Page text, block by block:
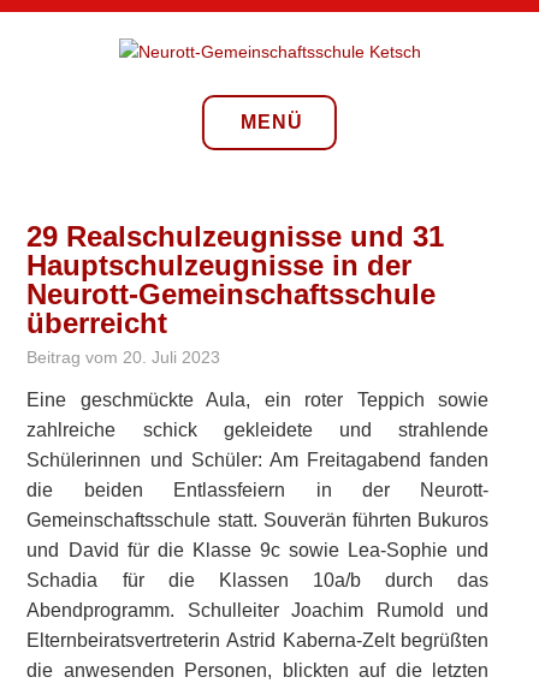
Zum
NEUROTT-
GEMEINSCHAFTSSCHULE
KETSCH
MENÜ
29 Realschulzeugnisse und 31
Hauptschulzeugnisse in der
Neurott-Gemeinschaftsschule
überreicht
Beitrag vom 20. Juli 2023
Eine geschmückte Aula, ein roter Teppich sowie
zahlreiche schick gekleidete und strahlende
Schülerinnen und Schüler: Am Freitagabend fanden
die beiden Entlassfeiern in der Neurott-
Gemeinschaftsschule statt. Souverän führten Bukuros
und David für die Klasse 9c sowie Lea-Sophie und
Schadia für die Klassen 10a/b durch das
Abendprogramm. Schulleiter Joachim Rumold und
Elternbeiratsvertreterin Astrid Kaberna-Zelt begrüßten
die anwesenden Personen, blickten auf die letzten